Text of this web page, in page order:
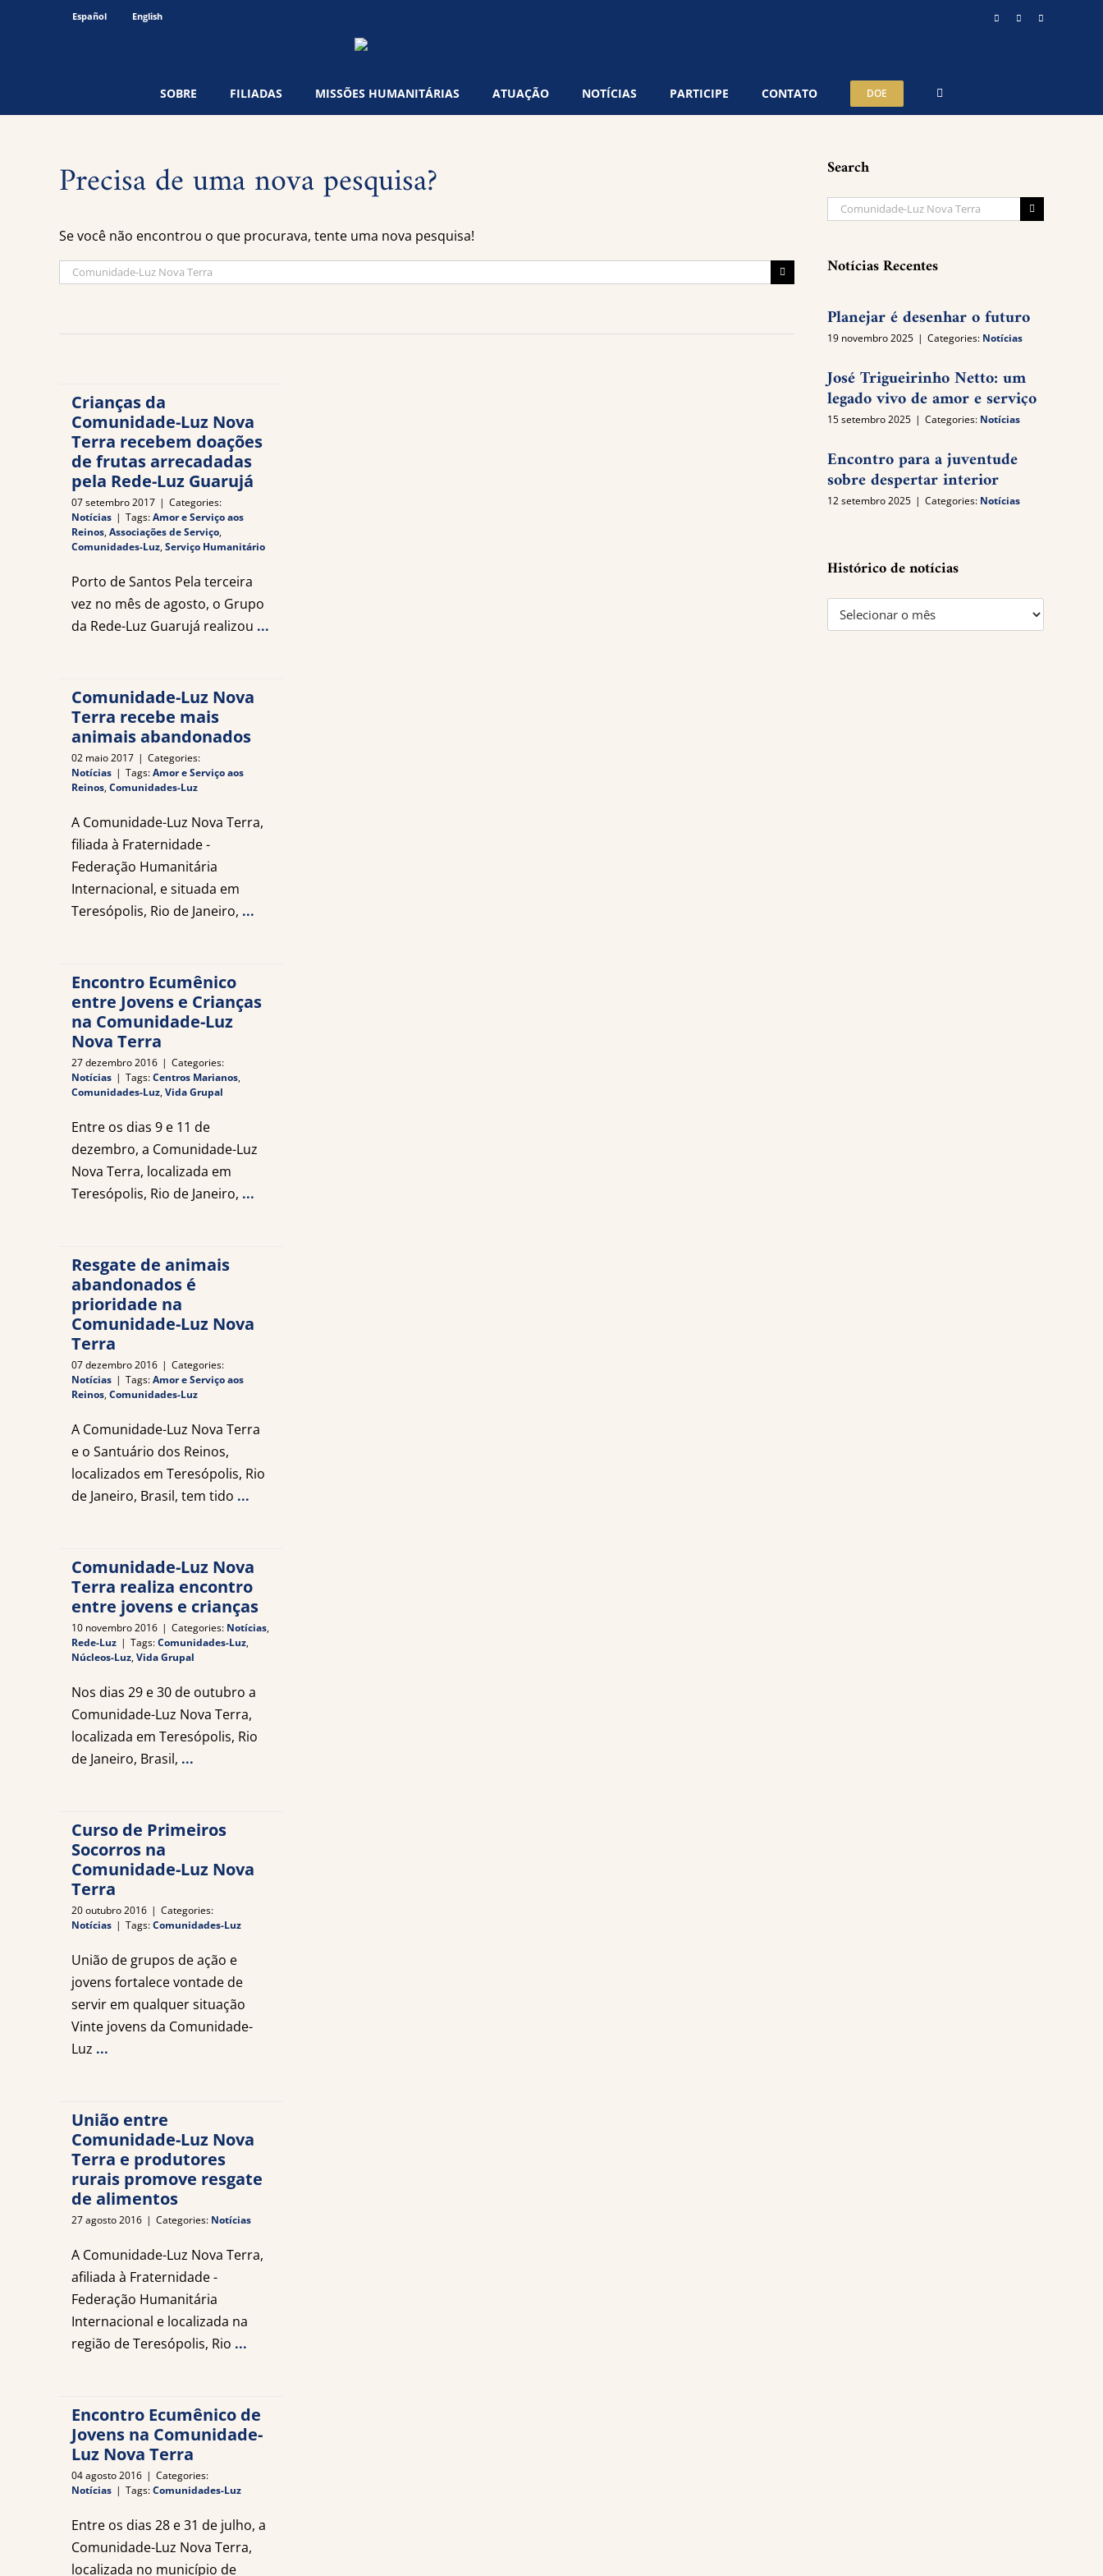
Español English InstagramYouTube
SOBRE FILIADAS MISSÕES HUMANITÁRIAS ATUAÇÃO NOTÍCIAS PARTICIPE CONTATO DOE
Precisa de uma nova pesquisa?
Se você não encontrou o que procurava, tente uma nova pesquisa!
Buscar
resultados
Crianças da
Comunidade-Luz Nova
Terra recebem doações
de frutas arrecadadas
pela Rede-Luz Guarujá
07 setembro 2017 | Categories:
Notícias | Tags:Amor e Serviço aos
Reinos,Associações de Serviço,
Comunidades-Luz,Serviço Humanitário
Porto de Santos Pela terceira
vez no mês de agosto, o Grupo
da Rede-Luz Guarujá realizou ...
Comunidade-Luz Nova
Terra recebe mais
animais abandonados
02 maio 2017 | Categories:
Notícias | Tags:Amor e Serviço aos
Reinos,Comunidades-Luz
A Comunidade-Luz Nova Terra,
filiada à Fraternidade -
Federação Humanitária
Internacional, e situada em
Teresópolis, Rio de Janeiro, ...
Encontro Ecumênico
entre Jovens e Crianças
na Comunidade-Luz
Nova Terra
27 dezembro 2016 | Categories:
Notícias | Tags:Centros Marianos,
Comunidades-Luz,Vida Grupal
Entre os dias 9 e 11 de
dezembro, a Comunidade-Luz
Nova Terra, localizada em
Teresópolis, Rio de Janeiro, ...
Resgate de animais
abandonados é
prioridade na
Comunidade-Luz Nova
Terra
07 dezembro 2016 | Categories:
Notícias | Tags:Amor e Serviço aos
Reinos,Comunidades-Luz
A Comunidade-Luz Nova Terra
e o Santuário dos Reinos,
localizados em Teresópolis, Rio
de Janeiro, Brasil, tem tido ...
Comunidade-Luz Nova
Terra realiza encontro
entre jovens e crianças
10 novembro 2016 | Categories: Notícias,
Rede-Luz | Tags:Comunidades-Luz,
Núcleos-Luz,Vida Grupal
Nos dias 29 e 30 de outubro a
Comunidade-Luz Nova Terra,
localizada em Teresópolis, Rio
de Janeiro, Brasil, ...
Curso de Primeiros
Socorros na
Comunidade-Luz Nova
Terra
20 outubro 2016 | Categories:
Notícias | Tags:Comunidades-Luz
União de grupos de ação e
jovens fortalece vontade de
servir em qualquer situação
Vinte jovens da Comunidade-
Luz ...
União entre
Comunidade-Luz Nova
Terra e produtores
rurais promove resgate
de alimentos
27 agosto 2016 | Categories: Notícias
A Comunidade-Luz Nova Terra,
afiliada à Fraternidade -
Federação Humanitária
Internacional e localizada na
região de Teresópolis, Rio ...
Encontro Ecumênico de
Jovens na Comunidade-
Luz Nova Terra
04 agosto 2016 | Categories:
Notícias | Tags:Comunidades-Luz
Entre os dias 28 e 31 de julho, a
Comunidade-Luz Nova Terra,
localizada no município de
Search
Buscar
resultados
Notícias Recentes
Planejar é desenhar o futuro
19 novembro 2025 | Categories: Notícias
José Trigueirinho Netto: um
legado vivo de amor e serviço
15 setembro 2025 | Categories: Notícias
Encontro para a juventude
sobre despertar interior
12 setembro 2025 | Categories: Notícias
Histórico de notícias
Histórico
de